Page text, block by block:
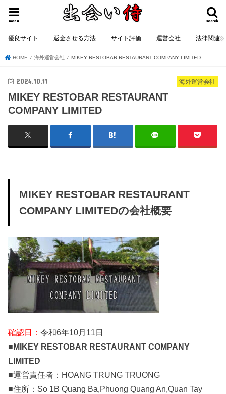
search
menu
優良サイト 返金させる方法 サイト評価 運営会社 法律関連
HOME 海外運営会社 MIKEY RESTOBAR RESTAURANT COMPANY LIMITED
海外運営会社
2024.10.11
MIKEY RESTOBAR RESTAURANT
COMPANY LIMITED
MIKEY RESTOBAR RESTAURANT
COMPANY LIMITEDの会社概要
確認日：令和6年10月11日
■MIKEY RESTOBAR RESTAURANT COMPANY
LIMITED
■運営責任者：HOANG TRUNG TRUONG
■住所：So 1B Quang Ba,Phuong Quang An,Quan Tay